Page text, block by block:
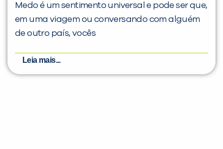
Medo é um sentimento universal e pode ser que,
em uma viagem ou conversando com alguém
de outro país, vocês
Leia mais...